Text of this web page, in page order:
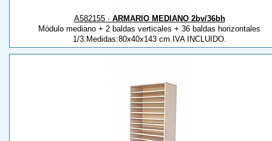
A582155 · ARMARIO MEDIANO 2bv/36bh
Módulo mediano + 2 baldas verticales + 36 baldas horizontales
1/3.Medidas:80x40x143 cm.IVA INCLUIDO.